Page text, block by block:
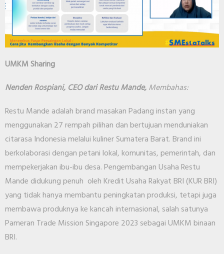
UMKM Sharing
Nenden Rospiani, CEO dari Restu Mande,Membahas:
Restu Mande adalah brand masakan Padang instan yang
menggunakan 27 rempah pilihan dan bertujuan menduniakan
citarasa Indonesia melalui kuliner Sumatera Barat. Brand ini
berkolaborasi dengan petani lokal, komunitas, pemerintah, dan
mempekerjakan ibu-ibu desa. Pengembangan Usaha Restu
Mande didukung penuh oleh Kredit Usaha Rakyat BRI (KUR BRI)
yang tidak hanya membantu peningkatan produksi, tetapi juga
membawa produknya ke kancah internasional, salah satunya
Pameran Trade Mission Singapore 2023 sebagai UMKM binaan
BRI.